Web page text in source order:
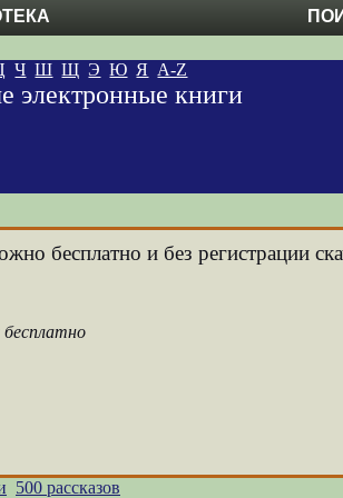
Ч Ш Щ Э Ю Я A-Z
электронные книги
бесплатно и без регистрации
бесплатно
500 рассказов